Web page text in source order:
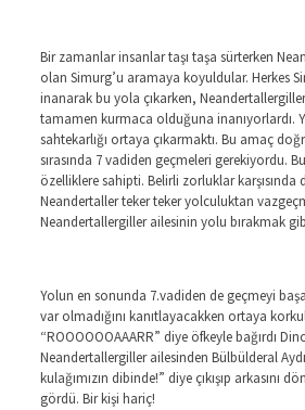
Bir zamanlar insanlar taşı taşa sürterken
olan Simurg’u aramaya koyuldular. Herkes
inanarak bu yola çıkarken,
tamamen kurmaca olduğuna inanıyorlardı.
sahtekarlığı ortaya çıkarmaktı. Bu amaç
sırasında 7 vadiden geçmeleri gerekiyordu.
özelliklere sahipti. Belirli zorluklar karşısında
Neandertaller teker teker yolculuktan
Neandertallergiller ailesinin yolu bırakmak
Yolun en sonunda 7.vadiden de geçmeyi
var olmadığını kanıtlayacakken ortaya
“ROOOOOOAAARR” diye öfkeyle bağırdı
Neandertallergiller ailesinden Bülbülderal
kulağımızın dibinde!” diye çıkışıp arkasını
gördü. Bir kişi hariç!